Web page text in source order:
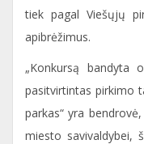
tiek pagal Viešųjų
apibrėžimus.
„Konkursą bandyta
pasitvirtintas pirkimo
parkas“ yra
miesto savivaldybei,